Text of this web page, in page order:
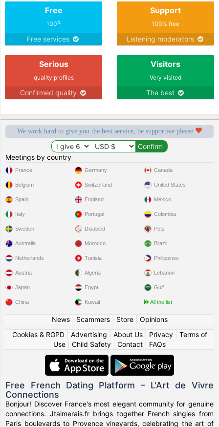
Free
100%
Free services
Support
100% free
Listening moderators
Serious
quality profiles
Confirmed quality
Visitors
Very visited
The best
We work hard to give you the best service, be supportive please
Meetings by country
France
Belgium
Spain
Italy
Sweden
Germany
Switzerland
England
Portugal
Disabled
Canada
United States
Mexico
Colombia
Pets
Australia
Netherlands
Austria
Japan
China
Morocco
Tunisia
Algeria
Egypt
Kuwait
Brazil
Philippines
Lebanon
Gulf
All the list
News| Scammers| Store| Opinions
Cookies & RGPD| Advertising About Us| Privacy| Terms of
Use
Child Safety Contact FAQs
Free French Dating Platform – L'Art de Vivre
Connections
Bonjour! Discover France's most elegant community for genuine
connections. Jtaimerais.fr brings together French singles from
Paris boulevards to Provence vineyards, celebrating the art of